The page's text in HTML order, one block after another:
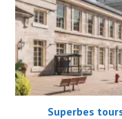
Superbes